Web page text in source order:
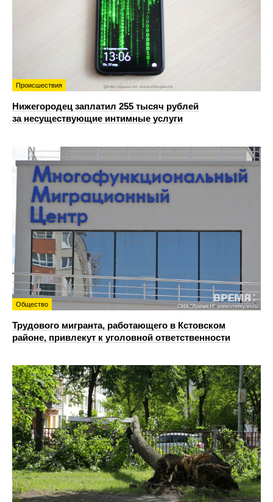
Происшествия
Нижегородец заплатил 255 тысяч рублей
за несуществующие интимные услуги
Общество
Трудового мигранта, работающего в Кстовском
районе, привлекут к уголовной ответственности